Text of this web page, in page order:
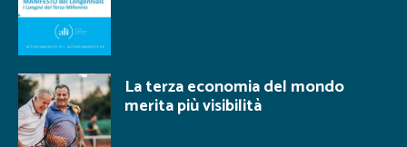
La terza economia del mondo
merita più visibilità